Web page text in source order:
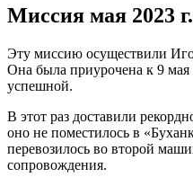
Миссия мая 2023
Эту миссию осуществили
Она была приурочена к 9 мая
успешной.
В этот раз доставили
оно не поместилось в
перевозилось во второй
сопровождения.